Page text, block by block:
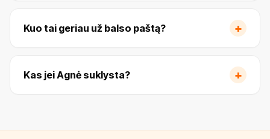
Kuo tai geriau už balso paštą? +
Kas jei Agnė suklysta? +